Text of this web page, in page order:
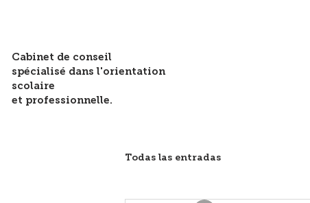
Cabinet de conseil
spécialisé dans l'orientation
scolaire
et professionnelle.
Todas las entradas